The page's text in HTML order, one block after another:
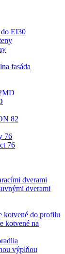
EI30
fasáda
82
76
76
dverami
dverami
kotvené do profilu
kotvené na
výplňou